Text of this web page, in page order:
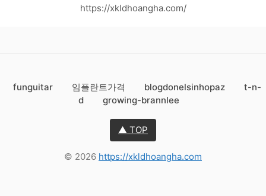
https://xkldhoangha.com/
funguitar 임플란트가격 blogdonelsinhopaz
t-n-
d
growing-brannlee
▲ TOP
© 2026 https://xkldhoangha.com